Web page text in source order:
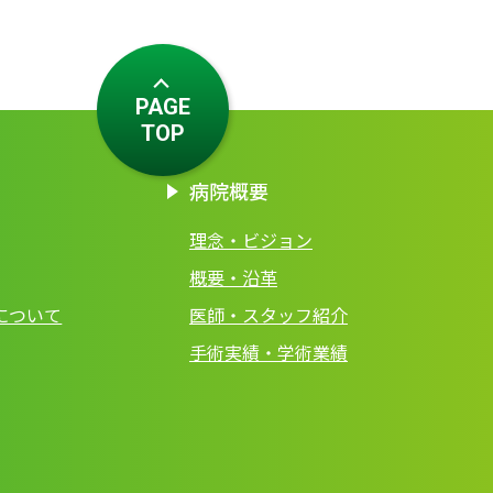
PAGE
TOP
ついて
病院概要
理念・ビジョン
概要・沿革
医師・スタッフ紹介
手術実績・学術業績